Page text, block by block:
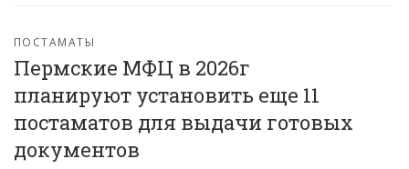
ПОСТАМАТЫ
Пермские МФЦ в 2026г
планируют установить еще 11
постаматов для выдачи готовых
документов